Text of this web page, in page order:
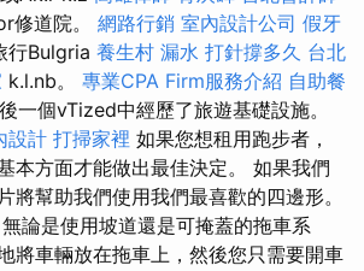
修道院。 網路行銷 室內設計公司 假牙
行Bulgria 養生村 漏水 打針撐多久 台北
k.l.nb。 專業CPA Firm服務介紹 自助餐
一個vTized中經歷了旅遊基礎設施。
設計 打掃家裡 如果您想租用跑步者，
本方面才能做出最佳決定。 如果我們
將幫助我們使用我們最喜歡的四邊形。
無論是使用坡道還是可掩蓋的拖車系
將車輛放在拖車上，然後您只需要開車